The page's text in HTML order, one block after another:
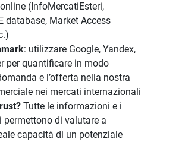
(InfoMercatiEsteri,
database, Market Access
: utilizzare Google, Yandex,
per quantificare in modo
e l’offerta nella nostra
nei mercati internazionali
Tutte le informazioni e i
permettono di valutare a
capacità di un potenziale